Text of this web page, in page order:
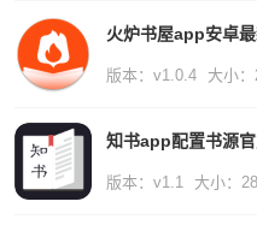
火炉书屋app安卓
版本：v1.0.4 大小
知书app配置书源
版本：v1.1 大小：